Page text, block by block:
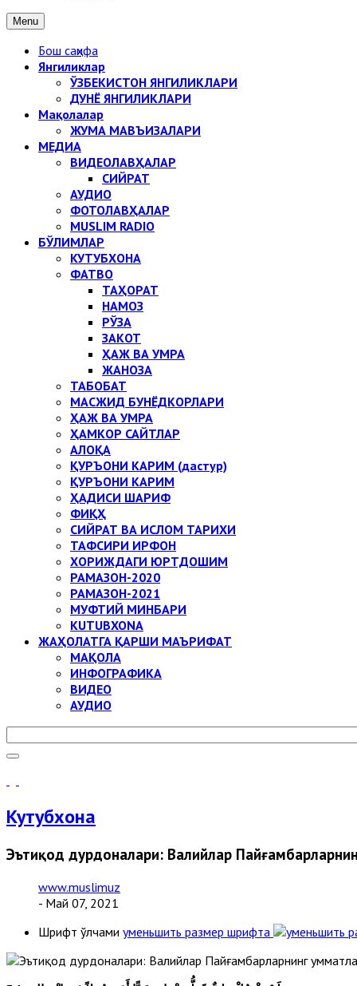
Menu
Бош саҳифа
Янгиликлар
ЎЗБЕКИСТОН ЯНГИЛИКЛАРИ
ДУНЁ ЯНГИЛИКЛАРИ
Мақолалар
ЖУМА МАВЪИЗАЛАРИ
МЕДИА
ВИДЕОЛАВҲАЛАР
СИЙРАТ
АУДИО
ФОТОЛАВҲАЛАР
MUSLIM RADIO
БЎЛИМЛАР
КУТУБХОНА
ФАТВО
ТАҲОРАТ
НАМОЗ
РЎЗА
ЗАКОТ
ҲАЖ ВА УМРА
ЖАНОЗА
ТАБОБАТ
МАСЖИД БУНЁДКОРЛАРИ
ҲАЖ ВА УМРА
ҲАМКОР САЙТЛАР
АЛОҚА
ҚУРЪОНИ КАРИМ (дастур)
ҚУРЪОНИ КАРИМ
ҲАДИСИ ШАРИФ
ФИҚҲ
СИЙРАТ ВА ИСЛОМ ТАРИХИ
ТАФСИРИ ИРФОН
ХОРИЖДАГИ ЮРТДОШИМ
РАМАЗОН-2020
РАМАЗОН-2021
МУФТИЙ МИНБАРИ
KUTUBXONA
ЖАҲОЛАТГА ҚАРШИ МАЪРИФАТ
МАҚОЛА
ИНФОГРАФИКА
ВИДЕО
АУДИО
Кутубхона
Эътиқод дурдоналари: Валийлар
www.muslimuz
- Май 07, 2021
Шрифт ўлчами уменьшить размер шрифта